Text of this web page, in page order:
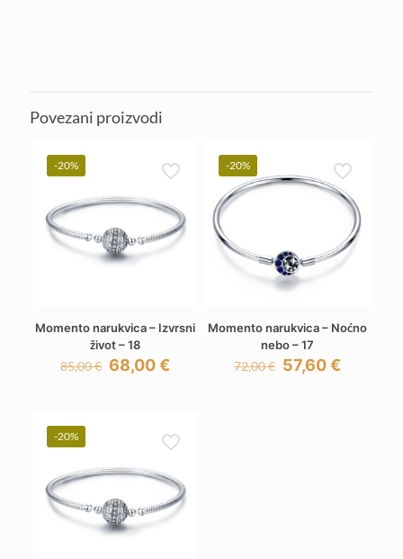
Povezani proizvodi
-20%
Momento narukvica – Izvrsni
život – 18
85,00€ Izvorna
cijena
85,00 €.
68,00€ Trenutna
-20%
Momento narukvica – Noćno
nebo – 17
72,00€ Izvorna
cijena
57,60€
-20%